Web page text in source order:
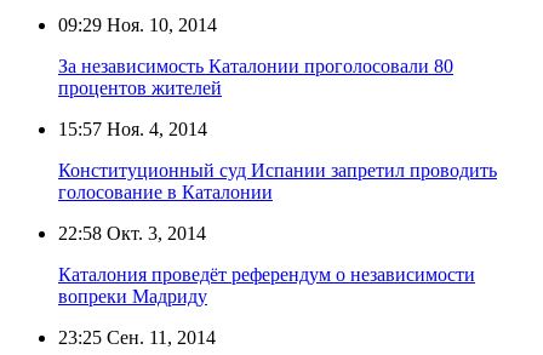
09:29 Ноя. 10, 2014
За независимость Каталонии проголосовали 80
процентов жителей
15:57 Ноя. 4, 2014
Конституционный суд Испании запретил проводить
голосование в Каталонии
22:58 Окт. 3, 2014
Каталония проведёт референдум о независимости
вопреки Мадриду
23:25 Сен. 11, 2014